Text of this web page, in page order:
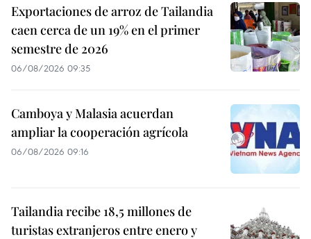
Exportaciones de arroz de Tailandia
caen cerca de un 19% en el primer
semestre de 2026
06/08/2026 09:35
Camboya y Malasia acuerdan
ampliar la cooperación agrícola
06/08/2026 09:16
Tailandia recibe 18,5 millones de
turistas extranjeros entre enero y